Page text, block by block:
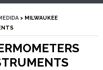
> MILWAUKEE